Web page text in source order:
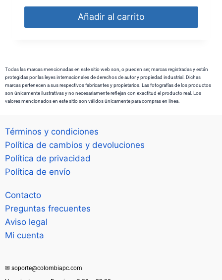
Añadir al carrito
Todas las marcas mencionadas en este sitio web son, o pueden ser, marcas registradas y están
protegidas por las leyes internacionales de derechos de autor y propiedad industrial. Dichas
marcas pertenecen a sus respectivos fabricantes y propietarios. Las fotografías de los productos
son únicamente ilustrativas y no necesariamente reflejan con exactitud el producto real. Los
valores mencionados en este sitio son válidos únicamente para compras en línea.
Términos y condiciones
Política de cambios y devoluciones
Política de privacidad
Política de envío
Contacto
Preguntas frecuentes
Aviso legal
Mi cuenta
✉ soporte@colombiapc.com